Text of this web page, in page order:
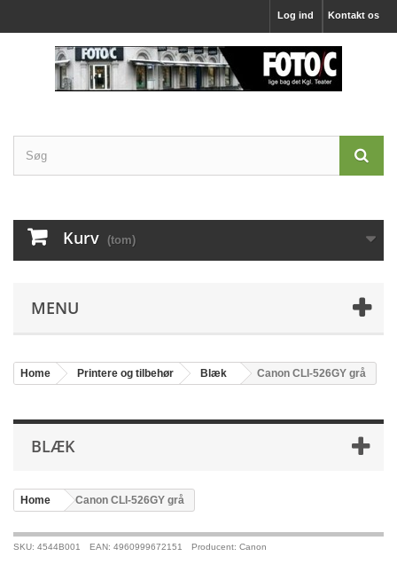
Kontakt os
Log ind
Kurv (tom)
MENU
Home Printere og tilbehør Blæk Canon CLI-526GY grå
BLÆK
Home >Canon CLI-526GY grå
SKU: 4544B001 EAN: 4960999672151 Producent: Canon